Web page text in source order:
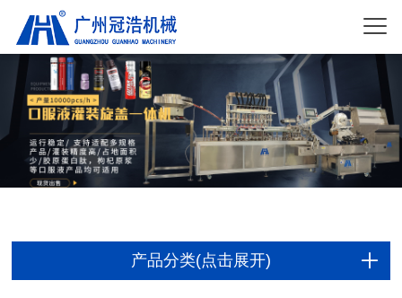
产品分类(点击展开)